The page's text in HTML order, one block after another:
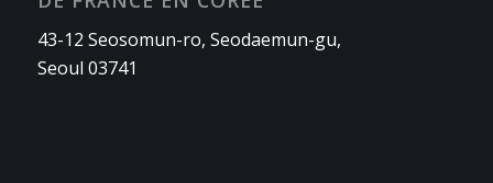
43-12 Seosomun-ro, Seodaemun-gu,
Seoul 03741